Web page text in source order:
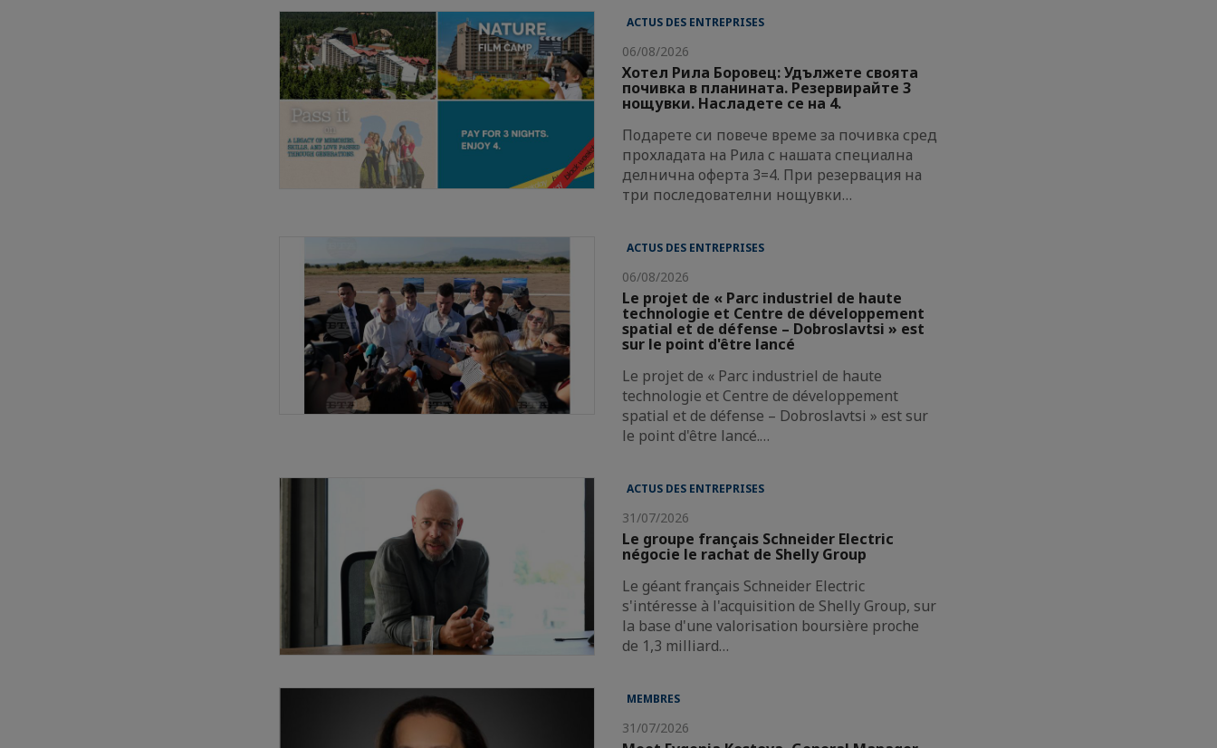
ACTUS DES ENTREPRISES
06/08/2026
Хотел Рила Боровец: Удължете своята
почивка в планината. Резервирайте 3
нощувки. Насладете се на 4.
Подарете си повече време за почивка сред
прохладата на Рила с нашата специална
делнична оферта 3=4. При резервация на
три последователни нощувки…
ACTUS DES ENTREPRISES
06/08/2026
Le projet de « Parc industriel de haute
technologie et Centre de développement
spatial et de défense – Dobroslavtsi » est
sur le point d'être lancé
Le projet de « Parc industriel de haute
technologie et Centre de développement
spatial et de défense – Dobroslavtsi » est sur
le point d'être lancé.…
ACTUS DES ENTREPRISES
31/07/2026
Le groupe français Schneider Electric
négocie le rachat de Shelly Group
Le géant français Schneider Electric
s'intéresse à l'acquisition de Shelly Group, sur
la base d'une valorisation boursière proche
de 1,3 milliard…
MEMBRES
31/07/2026